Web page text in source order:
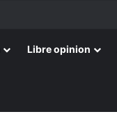
Libre opinion